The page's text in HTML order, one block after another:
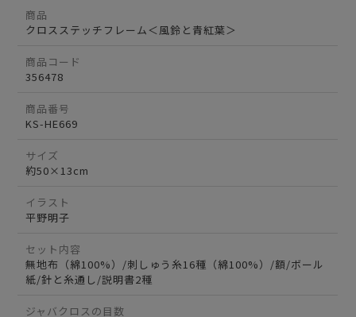
商品
クロスステッチフレーム＜風鈴と青紅葉＞
商品コード
356478
商品番号
KS-HE669
サイズ
約50×13cm
イラスト
平野明子
セット内容
無地布（綿100%）/刺しゅう糸16種（綿100%）/額/ボール
紙/針と糸通し/説明書2種
ジャバクロスの目数